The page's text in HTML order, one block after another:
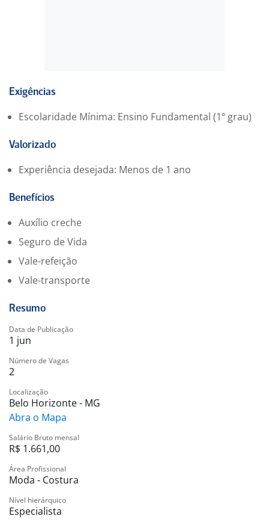
Agilidade, boa comunicação e atenção aos detalhes
diárias
Organização e responsabilidade no uso de materiais
Perfil desejado
Precisão, cuidado e olhar atento para qualidade
Comprometimento e pontualidade
Vontade de aprender e evoluir na função
Exigências
Escolaridade Mínima: Ensino Fundamental (1º grau)
Valorizado
Experiência desejada: Menos de 1 ano
Benefícios
Auxílio creche
Seguro de Vida
Vale-refeição
Vale-transporte
Resumo
Data de Publicação
1 jun
Número de Vagas
2
Localização
Belo Horizonte - MG
Abra o Mapa
Salário Bruto mensal
R$ 1.661,00
Área Profissional
Moda - Costura
Nível hierárquico
Especialista